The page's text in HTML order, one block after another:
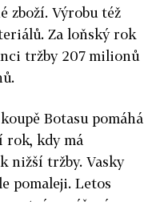
zboží. Výrobu též
Za loňský rok
tržby 207 milionů
Botasu pomáhá
rok, kdy má
nižší tržby. Vasky
pomaleji. Letos